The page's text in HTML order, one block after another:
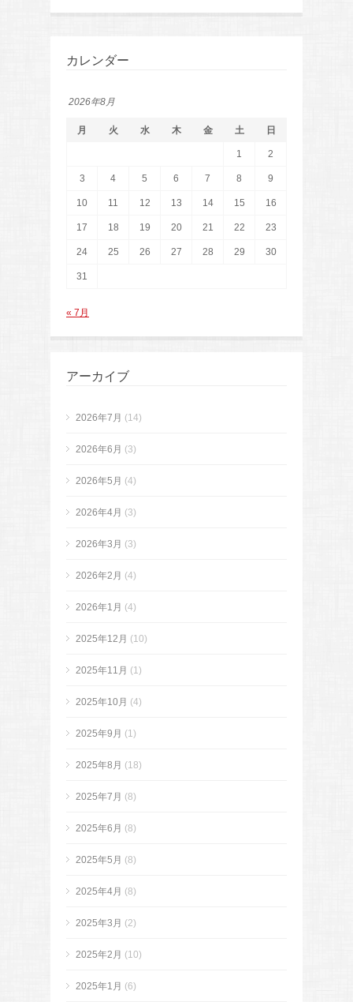
カレンダー
2026年8月
月 火 水 木 金 土 日
1 2
3 4 5 6 7 8 9
10 11 12 13 14 15 16
17 18 19 20 21 22 23
24 25 26 27 28 29 30
31
« 7月
アーカイブ
2026年7月 (14)
2026年6月 (3)
2026年5月 (4)
2026年4月 (3)
2026年3月 (3)
2026年2月 (4)
2026年1月 (4)
2025年12月 (10)
2025年11月 (1)
2025年10月 (4)
2025年9月 (1)
2025年8月 (18)
2025年7月 (8)
2025年6月 (8)
2025年5月 (8)
2025年4月 (8)
2025年3月 (2)
2025年2月 (10)
2025年1月 (6)